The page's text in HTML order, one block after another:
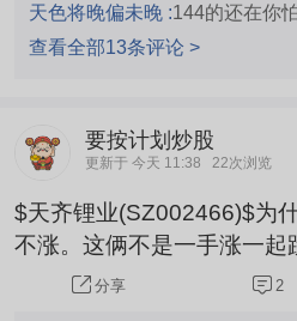
天色将晚偏未晚 :144的还在你
查看全部13条评论 >
要按计划炒股
更新于 今天 11:38 22次浏览
$天齐锂业(SZ002466)$为
不涨。这俩不是一手涨一起
分享 2